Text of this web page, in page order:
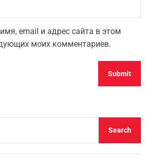
email и адрес сайта в этом
моих комментариев.
Search